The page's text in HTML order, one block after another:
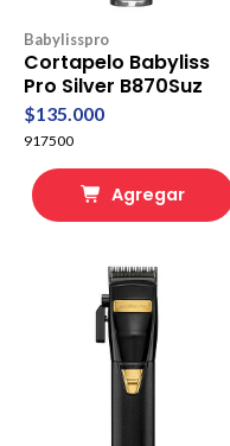
Babylisspro
Cortapelo Babyliss
Pro Silver B870Suz
$135.000
917500
Agregar